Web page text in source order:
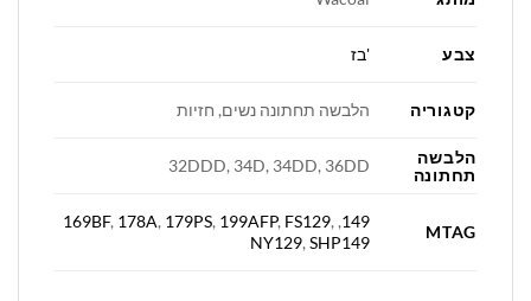
צבע 'בז
קטגוריה הלבשה תחתונה נשים, חזיות
הלבשה
תחתונה
32DDD, 34D, 34DD, 36DD
MTAG
149
,
169BF, 178A, 179PS, 199AFP, FS129,
NY129,SHP149